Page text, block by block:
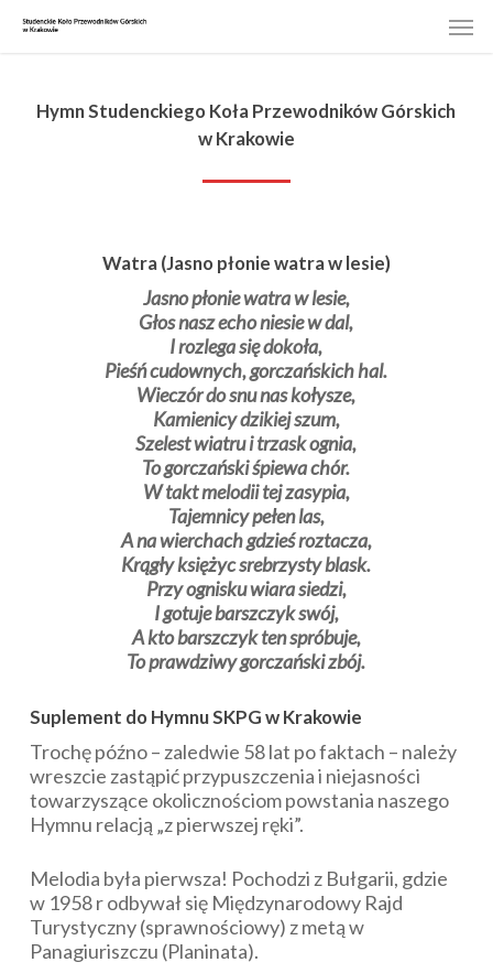
Hymn Studenckiego Koła Przewodników Górskich
w Krakowie
Watra (Jasno płonie watra w lesie)
Jasno płonie watra w lesie,
Głos nasz echo niesie w dal,
I rozlega się dokoła,
Pieśń cudownych, gorczańskich hal.
Wieczór do snu nas kołysze,
Kamienicy dzikiej szum,
Szelest wiatru i trzask ognia,
To gorczański śpiewa chór.
W takt melodii tej zasypia,
Tajemnicy pełen las,
A na wierchach gdzieś roztacza,
Krągły księżyc srebrzysty blask.
Przy ognisku wiara siedzi,
I gotuje barszczyk swój,
A kto barszczyk ten spróbuje,
To prawdziwy gorczański zbój.
Suplement do Hymnu SKPG w Krakowie
Trochę późno – zaledwie 58 lat po faktach – należy
wreszcie zastąpić przypuszczenia i niejasności
towarzyszące okolicznościom powstania naszego
Hymnu relacją „z pierwszej ręki”.
Melodia była pierwsza! Pochodzi z Bułgarii, gdzie
w 1958 r odbywał się Międzynarodowy Rajd
Turystyczny (sprawnościowy) z metą w
Panagiuriszczu (Planinata).